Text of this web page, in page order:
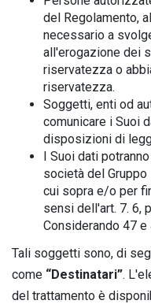
del Regolamento,
necessario a
all'erogazione dei
riservatezza o
riservatezza.
Soggetti, enti od
comunicare i Suoi
disposizioni di
I Suoi dati
società del
cui sopra e/o per
sensi dell'art. 7. 6,
Considerando 47
Tali soggetti sono, di
come “Destinatari”.
del trattamento è